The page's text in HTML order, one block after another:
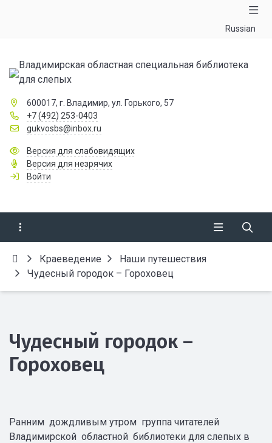
Russian
Владимирская областная специальная библиотека
для слепых
600017, г. Владимир, ул. Горького, 57
+7 (492) 253-0403
gukvosbs@inbox.ru
Версия для слабовидящих
Версия для незрячих
Войти
Краеведение
Наши путешествия
Чудесный городок – Гороховец
Чудесный городок –
Гороховец
Ранним дождливым утром группа читателей
Владимирской областной библиотеки для слепых в